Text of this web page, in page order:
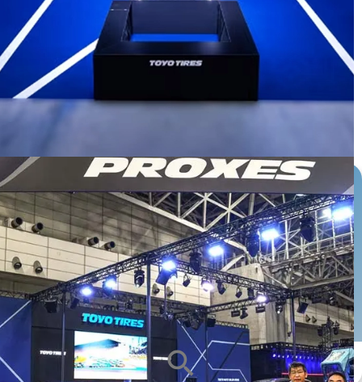
หน้ายาง
ALL
ซีรีส์ยาง
ALL
ขนาดกะทะล้อ
ALL
search